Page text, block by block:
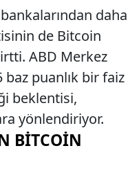
daha
de Bitcoin
ABD Merkez
baz puanlık bir faiz
beklentisi,
yönlendiriyor.
BITCOIN